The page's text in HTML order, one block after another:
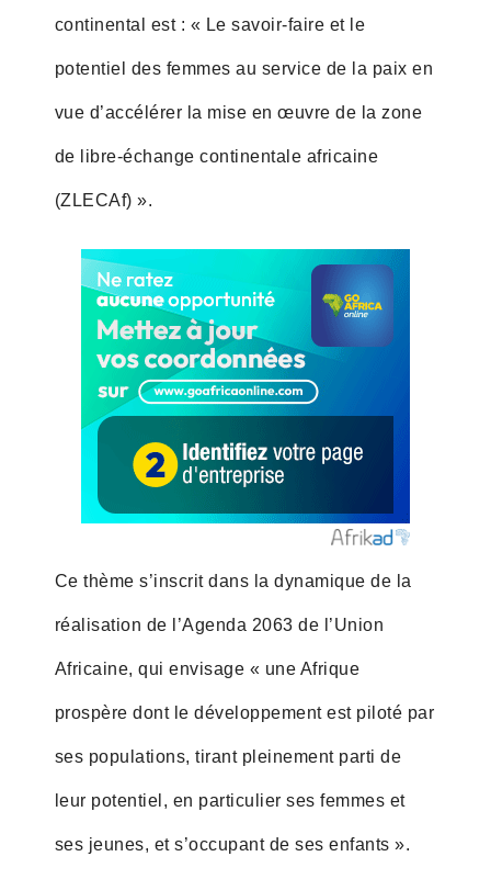
continental est : « Le savoir-faire et le
potentiel des femmes au service de la paix en
vue d’accélérer la mise en œuvre de la zone
de libre-échange continentale africaine
(ZLECAf) ».
Ce thème s’inscrit dans la dynamique de la
réalisation de l’Agenda 2063 de l’Union
Africaine, qui envisage « une Afrique
prospère dont le développement est piloté par
ses populations, tirant pleinement parti de
leur potentiel, en particulier ses femmes et
ses jeunes, et s’occupant de ses enfants ».